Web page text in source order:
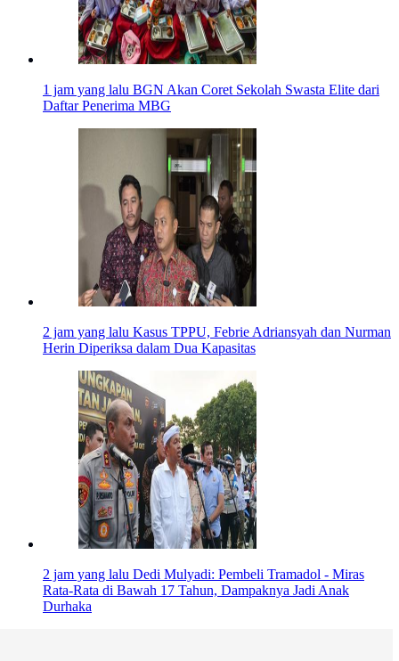
1 jam yang lalu BGN Akan Coret Sekolah Swasta Elite dari
Daftar Penerima MBG
2 jam yang lalu Kasus TPPU, Febrie Adriansyah dan Nurman
Herin Diperiksa dalam Dua Kapasitas
2 jam yang lalu Dedi Mulyadi: Pembeli Tramadol - Miras
Rata-Rata di Bawah 17 Tahun, Dampaknya Jadi Anak
Durhaka